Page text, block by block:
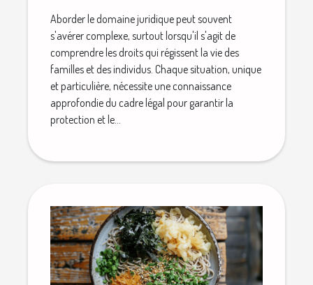
Aborder le domaine juridique peut souvent
s'avérer complexe, surtout lorsqu'il s'agit de
comprendre les droits qui régissent la vie des
familles et des individus. Chaque situation, unique
et particulière, nécessite une connaissance
approfondie du cadre légal pour garantir la
protection et le...